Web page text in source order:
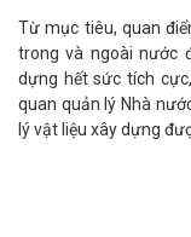
Từ mục tiêu, quan
trong và ngoài nước
dựng hết sức tích
quan quản lý Nhà
lý vật liệu xây dựng